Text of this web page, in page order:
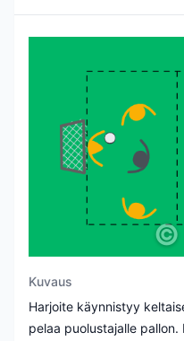
©
Kuvaus
Harjoite käynnistyy
pelaa puolustajalle pallon.